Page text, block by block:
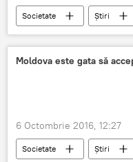
Societate Știri
Poliţia capitalei
Moldova este gata să
6 Octombrie 2016, 12:27
Societate Știri